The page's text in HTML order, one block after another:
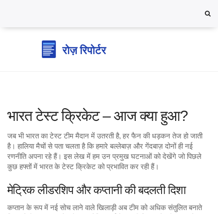
भारत टेस्ट क्रिकेट – आज क्या हुआ?
जब भी भारत का टेस्ट टीम मैदान में उतरती है, हर फैन की धड़कन तेज हो जाती
है। हालिया मैचों से पता चलता है कि हमारे बल्लेबाज़ और गेंदबाज़ दोनों ही नई
रणनीति अपना रहे हैं। इस लेख में हम उन प्रमुख घटनाओं को देखेंगे जो पिछले
कुछ हफ्तों में भारत के टेस्ट क्रिकेट को प्रभावित कर रही हैं।
मेट्रिक लीडरशिप और कप्तानी की बदलती दिशा
कप्तान के रूप में नई सोच लाने वाले खिलाड़ी अब टीम को अधिक संतुलित बनाते